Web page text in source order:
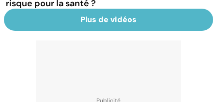
risque pour la santé ?
Plus de vidéos